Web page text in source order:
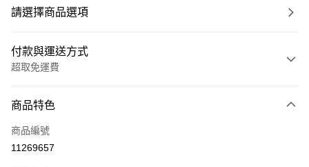
請選擇商品選項
付款與運送方式
超取免運費
信用卡一次付款
超商取貨付款
商品特色
商品編號
11269657